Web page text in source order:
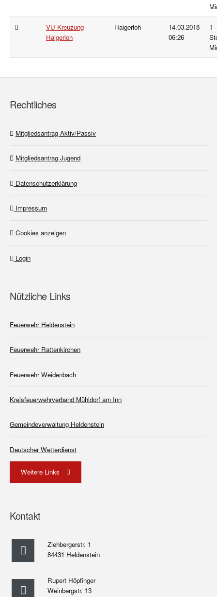
VU Kreuzung
Haigerloh
Haigerloh
14.03.2018
06:26
1
Rechtliches
Mitgliedsantrag Aktiv/Passiv
Mitgliedsantrag Jugend
Datenschutzerklärung
Impressum
Cookies anzeigen
Login
Nützliche Links
Feuerwehr Heldenstein
Feuerwehr Rattenkirchen
Feuerwehr Weidenbach
Kreisfeuerwehrverband Mühldorf am Inn
Gemeindeverwaltung Heldenstein
Deutscher Wetterdienst
Weitere Links
Kontakt
Ziehbergerstr. 1
84431 Heldenstein
Rupert Höpfinger
Weinbergstr. 13